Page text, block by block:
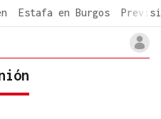
Estafa en Burgos